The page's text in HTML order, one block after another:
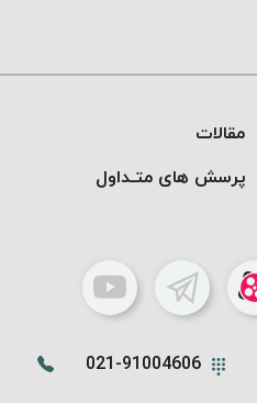
مقالات
پرسش های متـداول
021-91004606